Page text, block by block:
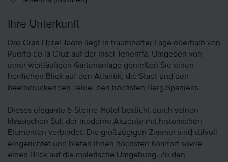
Ihre Unterkunft
Das Gran Hotel Taoro liegt in traumhafter Lage oberhalb von
Puerto de la Cruz auf der Insel Teneriffa. Umgeben von
einer weitläufigen Gartenanlage genießen Sie einen
herrlichen Blick auf den Atlantik, die Stadt und den
beeindruckenden Teide, den höchsten Berg Spaniens.
Dieses elegante 5-Sterne-Hotel besticht durch seinen
klassischen Stil, der moderne Akzente mit historischen
Elementen verbindet. Die großzügigen Zimmer sind stilvoll
eingerichtet und bieten Ihnen höchsten Komfort sowie
einen Blick auf die malerische Umgebung. Zu den